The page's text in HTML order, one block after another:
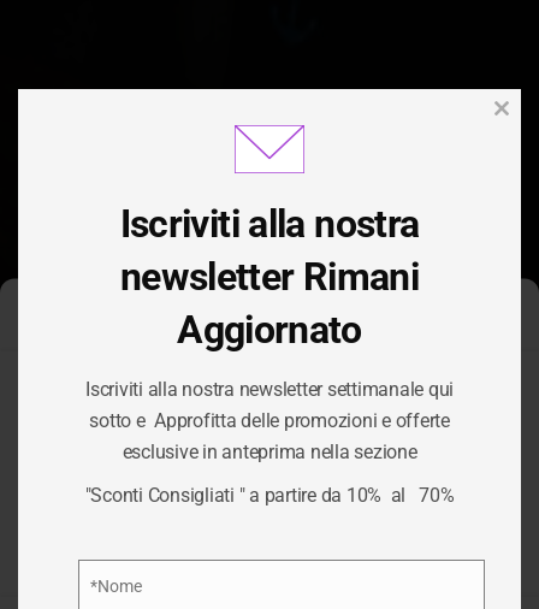
Gestisci Consenso Cookie
Per fornire le migliori esperienze, utilizziamo tecnologie come i
cookie per memorizzare e/o accedere alle informazioni del
dispositivo. Il consenso a queste tecnologie ci permetterà di
elaborare dati come il comportamento di navigazione o ID unici
TAG:FILM
ESTENSIBILI
HOME
Iscriviti alla nostra
newsletter Rimani
Aggiornato
Iscriviti alla nostra newsletter settimanale qui
sotto e Approfitta delle promozioni e offerte
esclusive in anteprima nella sezione
"Sconti Consigliati " a partire da 10% al 70%
*Nome